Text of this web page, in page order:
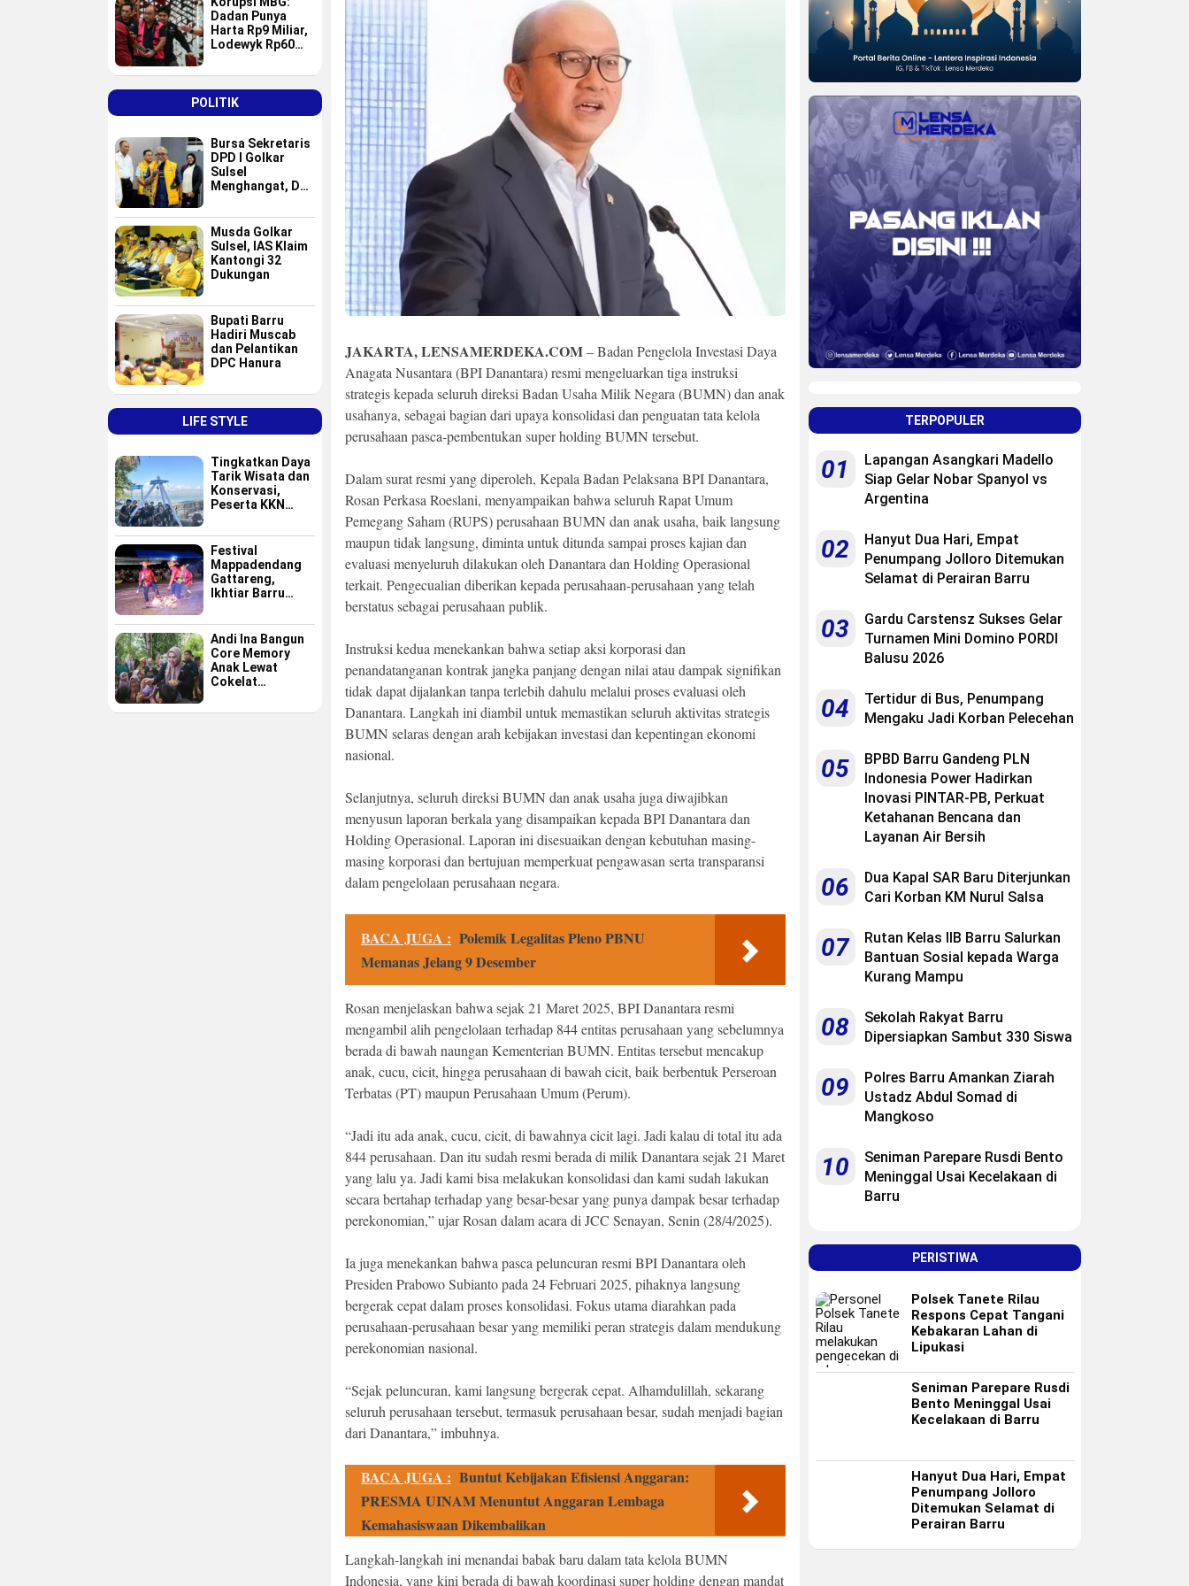
Dadan Punya
Harta Rp9 Miliar,
Lodewyk Rp60
POLITIK
Bursa Sekretaris
DPD I Golkar
Sulsel
Menghangat, Dua
Masuk Radar Tim
Formatur IAS
Musda Golkar
Sulsel, IAS Klaim
Kantongi 32
Dukungan
Bupati Barru
Hadiri Muscab
dan Pelantikan
DPC Hanura
LIFE STYLE
Tingkatkan Daya
Tarik Wisata dan
Konservasi,
Peserta KKN
Persembahkan
Spot Foto
Instagramable di
Pulau Pannikiang
Festival
Mappadendang
Gattareng,
Ikhtiar Barru
Budaya sebagai
Destinasi Wisata
Andi Ina Bangun
Core Memory
Anak Lewat
Cokelat
JAKARTA, LENSAMERDEKA.COM– Badan Pengelola Investasi Daya
Anagata Nusantara (BPI Danantara) resmi mengeluarkan tiga instruksi
strategis kepada seluruh direksi Badan Usaha Milik Negara (BUMN) dan anak
usahanya, sebagai bagian dari upaya konsolidasi dan penguatan tata kelola
perusahaan pasca-pembentukan super holding BUMN tersebut.
Dalam surat resmi yang diperoleh, Kepala Badan Pelaksana BPI Danantara,
Rosan Perkasa Roeslani, menyampaikan bahwa seluruh Rapat Umum
Pemegang Saham (RUPS) perusahaan BUMN dan anak usaha, baik langsung
maupun tidak langsung, diminta untuk ditunda sampai proses kajian dan
evaluasi menyeluruh dilakukan oleh Danantara dan Holding Operasional
terkait. Pengecualian diberikan kepada perusahaan-perusahaan yang telah
berstatus sebagai perusahaan publik.
Instruksi kedua menekankan bahwa setiap aksi korporasi dan
penandatanganan kontrak jangka panjang dengan nilai atau dampak signifikan
tidak dapat dijalankan tanpa terlebih dahulu melalui proses evaluasi oleh
Danantara. Langkah ini diambil untuk memastikan seluruh aktivitas strategis
BUMN selaras dengan arah kebijakan investasi dan kepentingan ekonomi
nasional.
Selanjutnya, seluruh direksi BUMN dan anak usaha juga diwajibkan
menyusun laporan berkala yang disampaikan kepada BPI Danantara dan
Holding Operasional. Laporan ini disesuaikan dengan kebutuhan masing-
masing korporasi dan bertujuan memperkuat pengawasan serta transparansi
dalam pengelolaan perusahaan negara.
BACA JUGA : Polemik Legalitas Pleno PBNU
Memanas Jelang 9 Desember
Rosan menjelaskan bahwa sejak 21 Maret 2025, BPI Danantara resmi
mengambil alih pengelolaan terhadap 844 entitas perusahaan yang sebelumnya
berada di bawah naungan Kementerian BUMN. Entitas tersebut mencakup
anak, cucu, cicit, hingga perusahaan di bawah cicit, baik berbentuk Perseroan
Terbatas (PT) maupun Perusahaan Umum (Perum).
“Jadi itu ada anak, cucu, cicit, di bawahnya cicit lagi. Jadi kalau di total itu ada
844 perusahaan. Dan itu sudah resmi berada di milik Danantara sejak 21 Maret
yang lalu ya. Jadi kami bisa melakukan konsolidasi dan kami sudah lakukan
secara bertahap terhadap yang besar-besar yang punya dampak besar terhadap
perekonomian,” ujar Rosan dalam acara di JCC Senayan, Senin (28/4/2025).
Ia juga menekankan bahwa pasca peluncuran resmi BPI Danantara oleh
Presiden Prabowo Subianto pada 24 Februari 2025, pihaknya langsung
bergerak cepat dalam proses konsolidasi. Fokus utama diarahkan pada
perusahaan-perusahaan besar yang memiliki peran strategis dalam mendukung
perekonomian nasional.
“Sejak peluncuran, kami langsung bergerak cepat. Alhamdulillah, sekarang
seluruh perusahaan tersebut, termasuk perusahaan besar, sudah menjadi bagian
dari Danantara,” imbuhnya.
BACA JUGA : Buntut Kebijakan Efisiensi Anggaran:
PRESMA UINAM Menuntut Anggaran Lembaga
Kemahasiswaan Dikembalikan
Langkah-langkah ini menandai babak baru dalam tata kelola BUMN
Indonesia, yang kini berada di bawah koordinasi super holding dengan mandat
TERPOPULER
01
Lapangan Asangkari Madello
Siap Gelar Nobar Spanyol vs
Argentina
02
Hanyut Dua Hari, Empat
Penumpang Jolloro Ditemukan
Selamat di Perairan Barru
03
Gardu Carstensz Sukses Gelar
Turnamen Mini Domino PORDI
Balusu 2026
04
Tertidur di Bus, Penumpang
Mengaku Jadi Korban Pelecehan
05
BPBD Barru Gandeng PLN
Indonesia Power Hadirkan
Inovasi PINTAR-PB, Perkuat
Ketahanan Bencana dan
Layanan Air Bersih
06
Dua Kapal SAR Baru Diterjunkan
Cari Korban KM Nurul Salsa
07
Rutan Kelas IIB Barru Salurkan
Bantuan Sosial kepada Warga
Kurang Mampu
08
Sekolah Rakyat Barru
Dipersiapkan Sambut 330 Siswa
09
Polres Barru Amankan Ziarah
Ustadz Abdul Somad di
Mangkoso
10
Seniman Parepare Rusdi Bento
Meninggal Usai Kecelakaan di
Barru
PERISTIWA
Polsek Tanete Rilau
Respons Cepat Tangani
Kebakaran Lahan di
Lipukasi
Seniman Parepare Rusdi
Bento Meninggal Usai
Kecelakaan di Barru
Hanyut Dua Hari, Empat
Penumpang Jolloro
Ditemukan Selamat di
Perairan Barru